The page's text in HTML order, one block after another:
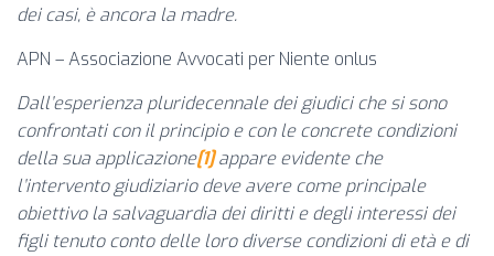
dei casi, è ancora la madre.
APN – Associazione Avvocati per Niente onlus
Dall’esperienza pluridecennale dei giudici che si sono
confrontati con il principio e con le concrete condizioni
della sua applicazione[1]appare evidente che
l’intervento giudiziario deve avere come principale
obiettivo la salvaguardia dei diritti e degli interessi dei
figli tenuto conto delle loro diverse condizioni di età e di